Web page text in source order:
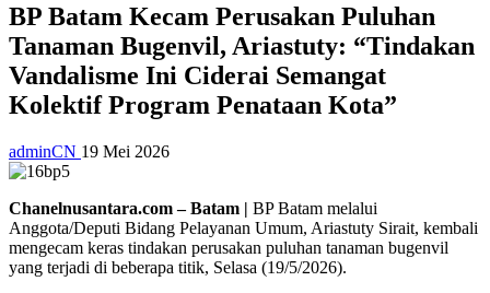
BP Batam Kecam Perusakan Puluhan
Tanaman Bugenvil, Ariastuty: “Tindakan
Vandalisme Ini Ciderai Semangat
Kolektif Program Penataan Kota”
adminCN 19 Mei 2026
Chanelnusantara.com – Batam | BP Batam melalui
Anggota/Deputi Bidang Pelayanan Umum, Ariastuty Sirait, kembali
mengecam keras tindakan perusakan puluhan tanaman bugenvil
yang terjadi di beberapa titik, Selasa (19/5/2026).